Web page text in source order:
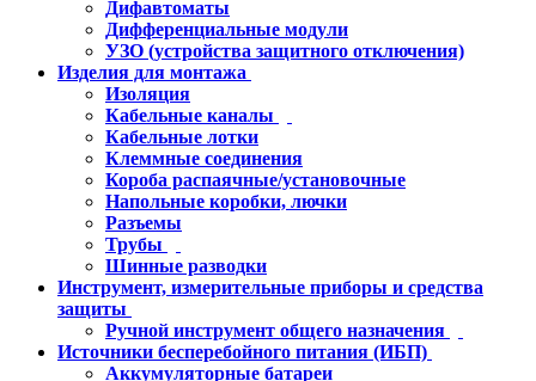
Дифавтоматы
Дифференциальные модули
УЗО (устройства защитного отключения)
Изделия для монтажа
Изоляция
Кабельные каналы
Кабельные лотки
Клеммные соединения
Короба распаячные/установочные
Напольные коробки, лючки
Разъемы
Трубы
Шинные разводки
Инструмент, измерительные приборы и средства
защиты
Ручной инструмент общего назначения
Источники бесперебойного питания (ИБП)
Аккумуляторные батареи